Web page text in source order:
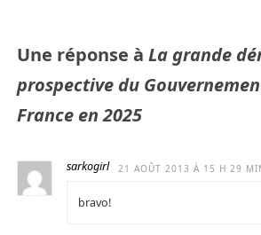
Une réponse à La grande
prospective du
France en 2025
sarkogirl 21 AOÛT 2013 À 15 H 29
bravo!